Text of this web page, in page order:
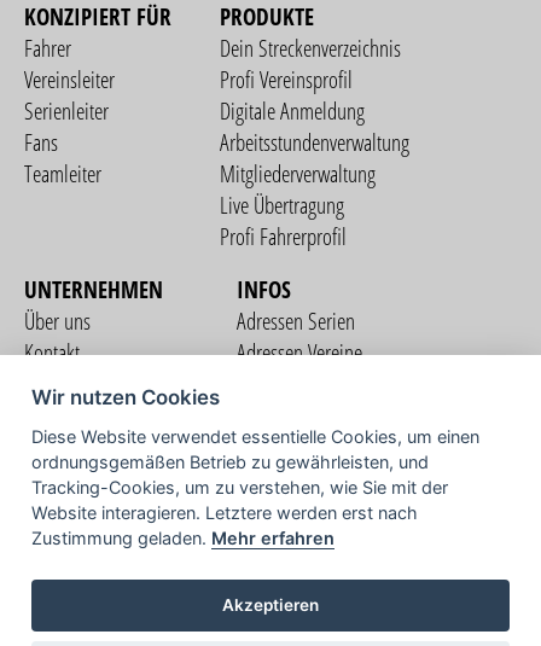
KONZIPIERT FÜR
Fahrer
Vereinsleiter
Serienleiter
Fans
Teamleiter
PRODUKTE
Dein Streckenverzeichnis
Profi Vereinsprofil
Digitale Anmeldung
Arbeitsstundenverwaltung
Mitgliederverwaltung
Live Übertragung
Profi Fahrerprofil
UNTERNEHMEN
Über uns
Kontakt
Nutzungsbedingungen
Datenschutzerklärung
Impressum
INFOS
Adressen Serien
Adressen Vereine
COMMUNITY
TV
Wir nutzen Cookies
Diese Website verwendet essentielle Cookies, um einen
ordnungsgemäßen Betrieb zu gewährleisten, und
Tracking-Cookies, um zu verstehen, wie Sie mit der
Website interagieren. Letztere werden erst nach
Zustimmung geladen. Mehr erfahren
Akzeptieren